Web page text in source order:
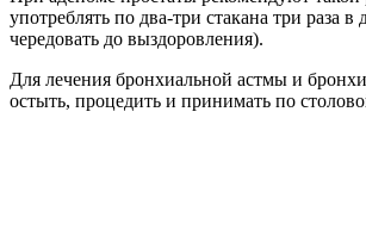
употреблять по два-три стакана три раза
чередовать до выздоровления).
Для лечения бронхиальной астмы и
остыть, процедить и принимать по